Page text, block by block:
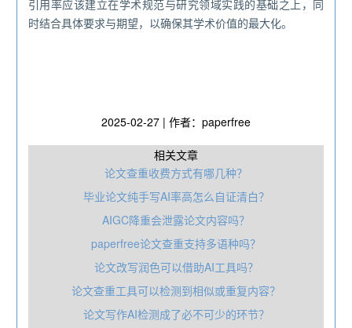
引用率应该建立在学术规范与研究领域实践的基础之上，同
时结合具体要求与期望，以确保其学术价值的最大化。
2025-02-27 | 作者：paperfree
相关文章
论文查重收费方式有哪几种？
毕业论文纯手写AI率高怎么自证清白？
AIGC降重会泄露论文内容吗？
paperfree论文查重支持多语种吗？
论文改写润色可以借助AI工具吗？
论文查重工具可以检测到相似或重复内容？
论文写作AI检测成了必不可少的环节？